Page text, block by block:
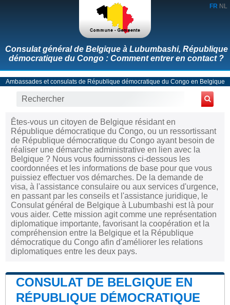
FR NL
Consulat général de Belgique à Lubumbashi, République
démocratique du Congo : Comment entrer en contact ?
Ambassades et consulats de République démocratique du Congo en Belgique
Êtes-vous un citoyen de Belgique résidant en
République démocratique du Congo, ou un ressortissant
de République démocratique du Congo ayant besoin de
réaliser une démarche administrative en lien avec la
Belgique ? Nous vous fournissons ci-dessous les
coordonnées et les informations de base pour que vous
puissiez effectuer vos démarches. De la demande de
visa, à l'assistance consulaire ou aux services d'urgence,
en passant par les conseils et l'assistance juridique, le
Consulat général de Belgique à Lubumbashi est là pour
vous aider. Cette mission agit comme une représentation
diplomatique importante, favorisant la coopération et la
compréhension entre la Belgique et la République
démocratique du Congo afin d'améliorer les relations
diplomatiques entre les deux pays.
CONSULAT DE BELGIQUE EN
RÉPUBLIQUE DÉMOCRATIQUE